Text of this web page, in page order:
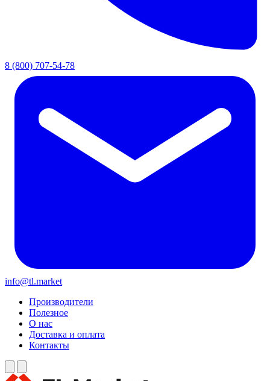
8 (800) 707-54-78
info@tl.market
Производители
Полезное
О нас
Доставка и оплата
Контакты